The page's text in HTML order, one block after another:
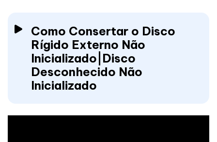
Como Consertar o Disco
Rígido Externo Não
Inicializado|Disco
Desconhecido Não
Inicializado